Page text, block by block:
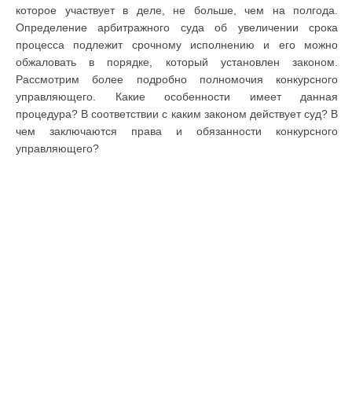
которое участвует в деле, не больше, чем на полгода.
Определение арбитражного суда об увеличении срока
процесса подлежит срочному исполнению и его можно
обжаловать в порядке, который установлен законом.
Рассмотрим более подробно полномочия конкурсного
управляющего. Какие особенности имеет данная
процедура? В соответствии с каким законом действует суд? В
чем заключаются права и обязанности конкурсного
управляющего?